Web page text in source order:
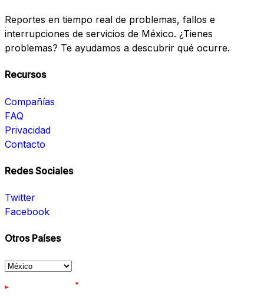
Reportes en tiempo real de problemas, fallos e
interrupciones de servicios de México. ¿Tienes
problemas? Te ayudamos a descubrir qué ocurre.
Recursos
Compañías
FAQ
Privacidad
Contacto
Redes Sociales
Twitter
Facebook
Otros Países